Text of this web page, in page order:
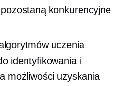
konkurencyjne
uczenia
identyfikowania i
możliwości uzyskania